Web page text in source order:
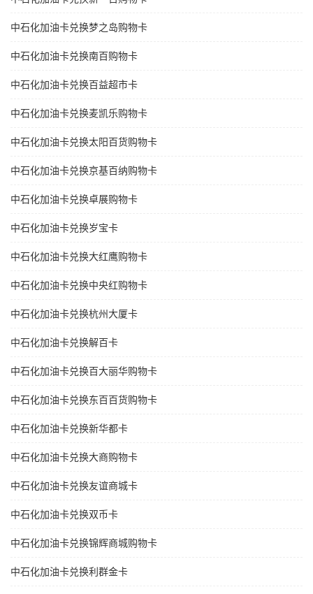
中石化加油卡兑换梦之岛购物卡
中石化加油卡兑换南百购物卡
中石化加油卡兑换百益超市卡
中石化加油卡兑换麦凯乐购物卡
中石化加油卡兑换太阳百货购物卡
中石化加油卡兑换京基百纳购物卡
中石化加油卡兑换卓展购物卡
中石化加油卡兑换岁宝卡
中石化加油卡兑换大红鹰购物卡
中石化加油卡兑换中央红购物卡
中石化加油卡兑换杭州大厦卡
中石化加油卡兑换解百卡
中石化加油卡兑换百大丽华购物卡
中石化加油卡兑换东百百货购物卡
中石化加油卡兑换新华都卡
中石化加油卡兑换大商购物卡
中石化加油卡兑换友谊商城卡
中石化加油卡兑换双币卡
中石化加油卡兑换锦辉商城购物卡
中石化加油卡兑换利群金卡